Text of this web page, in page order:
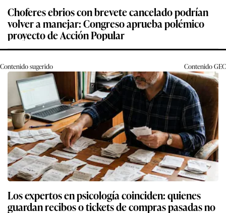
Choferes ebrios con brevete cancelado podrían
volver a manejar: Congreso aprueba polémico
proyecto de Acción Popular
Contenido sugerido ContenidoGEC
Los expertos en psicología coinciden: quienes
guardan recibos o tickets de compras pasadas no